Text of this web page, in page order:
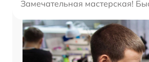
Замечательная мастерская!